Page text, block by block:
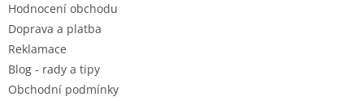
Hodnocení obchodu
Doprava a platba
Reklamace
Blog - rady a tipy
Obchodní podmínky